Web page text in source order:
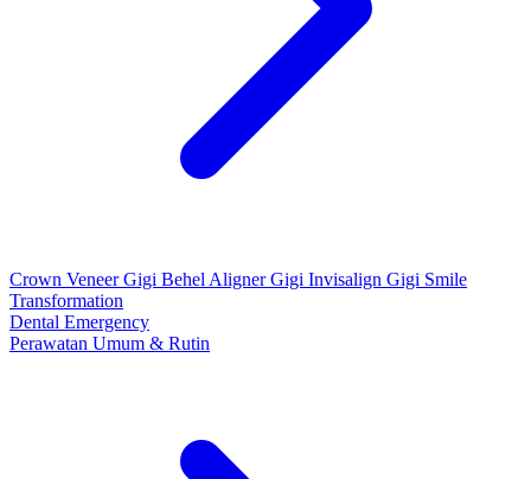
Crown Veneer Gigi Behel Aligner Gigi Invisalign Gigi Smile
Transformation
Dental Emergency
Perawatan Umum & Rutin